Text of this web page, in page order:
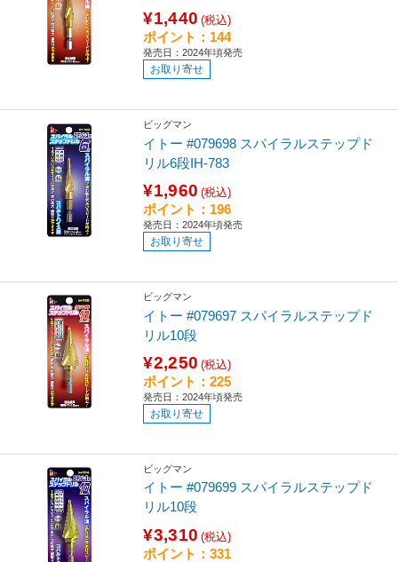
¥1,440 (税込)
ポイント：144
発売日：2024年頃発売
お取り寄せ
ビッグマン
イトー #079698 スパイラルステップド
リル6段IH-783
¥1,960 (税込)
ポイント：196
発売日：2024年頃発売
お取り寄せ
ビッグマン
イトー #079697 スパイラルステップド
リル10段
¥2,250 (税込)
ポイント：225
発売日：2024年頃発売
お取り寄せ
ビッグマン
イトー #079699 スパイラルステップド
リル10段
¥3,310 (税込)
ポイント：331